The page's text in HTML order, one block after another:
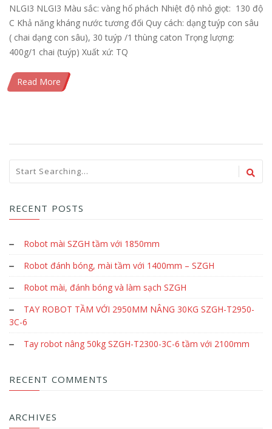
NLGI3 NLGI3 Màu sắc: vàng hổ phách Nhiệt độ nhỏ giọt: 130 độ
C Khả năng kháng nước tương đối Quy cách: dạng tuýp con sâu
( chai dạng con sâu), 30 tuýp /1 thùng caton Trọng lượng:
400g/1 chai (tuýp) Xuất xứ: TQ
Read More
RECENT POSTS
Robot mài SZGH tầm với 1850mm
Robot đánh bóng, mài tầm với 1400mm – SZGH
Robot mài, đánh bóng và làm sạch SZGH
TAY ROBOT TẦM VỚI 2950MM NÂNG 30KG SZGH-T2950-
3C-6
Tay robot nâng 50kg SZGH-T2300-3C-6 tầm với 2100mm
RECENT COMMENTS
ARCHIVES